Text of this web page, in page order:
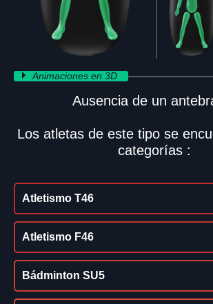
Animaciones en 3D
Ausencia de un
Los atletas de este tipo se
categorías :
Atletismo T46
Atletismo F46
Bádminton SU5